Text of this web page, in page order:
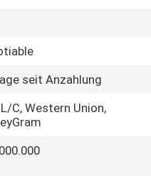
seit Anzahlung
C, Western Union,